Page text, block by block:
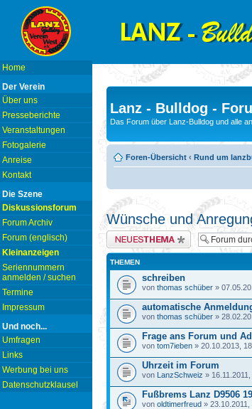
Home
Der Verein
Über uns
Presseberichte
Veranstaltungen
Fotogalerie
Anreise
Kontakt
Die Szene
Diskussionsforum
Forum Archiv
Forum (englisch)
Kleinanzeigen
Seriennummern
anmelden / suchen
Termine
Impressum
Und noch...
Umfragen
Links
Werbung bei uns
Datenschutzklausel
Lanz - Bulldog -
Das Forum über Lanz-Bulldog und alle
Foren-Übersicht ‹ Rund um
Wünsche und
Neues Thema erstellen
THEMEN
schreiben
von thomas schüber »
automatische
von thomas schüber »
Frage ans Forum und
von tom7ieben » 20.10.2013,
Uhrzeit im Forum
von LanzSchweiz »
Fußbrems Lanz D9506
von oldtimerfreud » 23.10.2011,